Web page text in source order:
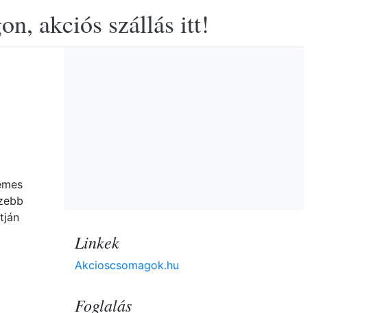
akciós szállás itt!
Linkek
Akcioscsomagok.hu
Foglalás